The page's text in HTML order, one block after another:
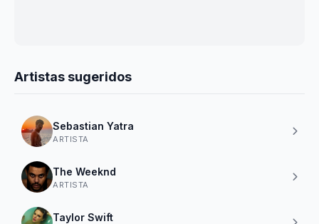
Artistas sugeridos
Sebastian Yatra
ARTISTA
The Weeknd
ARTISTA
Taylor Swift